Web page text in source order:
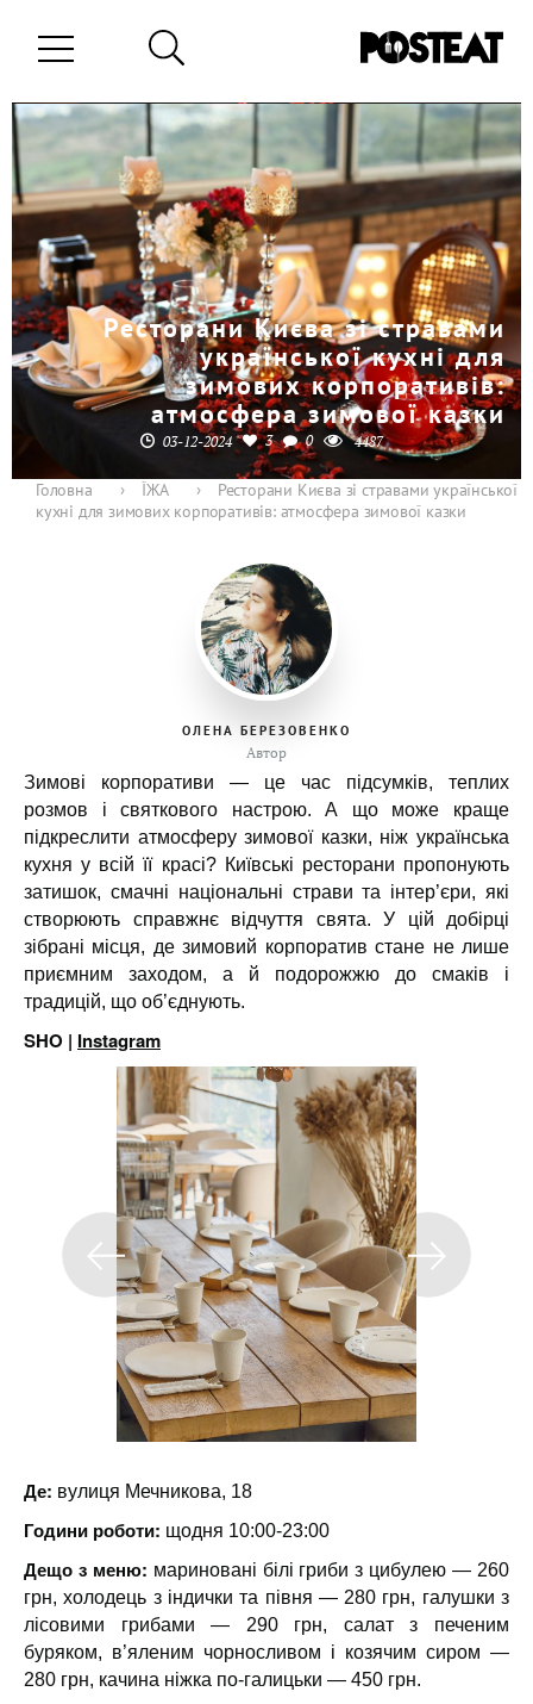
Ресторани Києва зі стравами
української кухні для
зимових корпоративів:
атмосфера зимової казки
03-12-2024 3 0 4487
Головна › ЇЖА ›
Ресторани Києва зі стравами української
кухні для зимових корпоративів: атмосфера зимової казки
ОЛЕНА БЕРЕЗОВЕНКО
Автор
Зимові корпоративи — це час підсумків, теплих
розмов і святкового настрою. А що може краще
підкреслити атмосферу зимової казки, ніж українська
кухня у всій її красі? Київські ресторани пропонують
затишок, смачні національні страви та інтер’єри, які
створюють справжнє відчуття свята. У цій добірці
зібрані місця, де зимовий корпоратив стане не лише
приємним заходом, а й подорожжю до смаків і
традицій, що об’єднують.
SHO | Instagram
Де: вулиця Мечникова, 18
Години роботи: щодня 10:00-23:00
Дещо з меню: мариновані білі гриби з цибулею — 260
грн, холодець з індички та півня — 280 грн, галушки з
лісовими грибами — 290 грн, салат з печеним
буряком, в’яленим чорносливом і козячим сиром —
280 грн, качина ніжка по-галицьки — 450 грн.